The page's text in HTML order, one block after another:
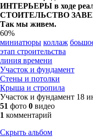
ИНТЕРЬЕРЫ в ходе
СТОИТЕЛЬСТВО
Так мы живем.
60%
миниатюры коллаж
этап строительства
линия времени
Участок и фундамент
Стены и потолки
Крыша и стропила
Участок и фундамент 18
51 фото 0 видео
1 комментарий
Скрыть альбом